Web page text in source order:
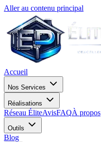
Aller au contenu principal
Accueil
Nos Services
Réalisations
Réseau ÉliteAvisFAQÀ propos
Outils
Blog